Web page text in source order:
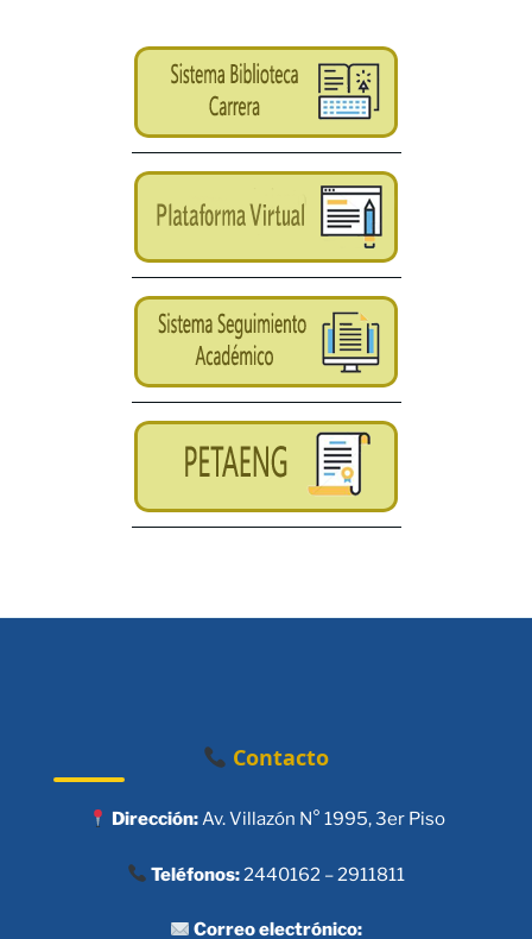
Contacto
Dirección:Av. Villazón N° 1995, 3er Piso
Teléfonos:2440162 – 2911811
Correo electrónico: